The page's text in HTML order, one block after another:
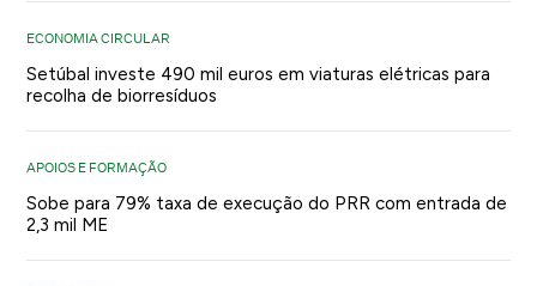
ECONOMIA CIRCULAR
Setúbal investe 490 mil euros em viaturas elétricas para
recolha de biorresíduos
APOIOS E FORMAÇÃO
Sobe para 79% taxa de execução do PRR com entrada de
2,3 mil ME